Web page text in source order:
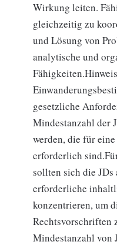
Wirkung leiten.
gleichzeitig zu
und Lösung von
analytische und
gesetzliche
Mindestanzahl der
werden, die für
erforderlich
sollten sich die
erforderliche
konzentrieren, um
Rechtsvorschriften
Mindestanzahl von